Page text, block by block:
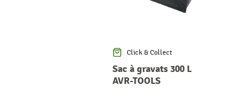
Click & Collect
Sac à gravats 300 L
AVR-TOOLS